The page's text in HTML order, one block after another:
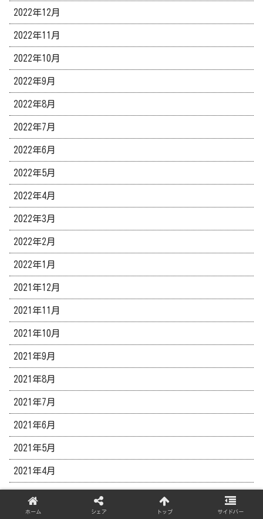
2022年12月
2022年11月
2022年10月
2022年9月
2022年8月
2022年7月
2022年6月
2022年5月
2022年4月
2022年3月
2022年2月
2022年1月
2021年12月
2021年11月
2021年10月
2021年9月
2021年8月
2021年7月
2021年6月
2021年5月
2021年4月
2021年2月
ホーム シェア トップ サイドバー